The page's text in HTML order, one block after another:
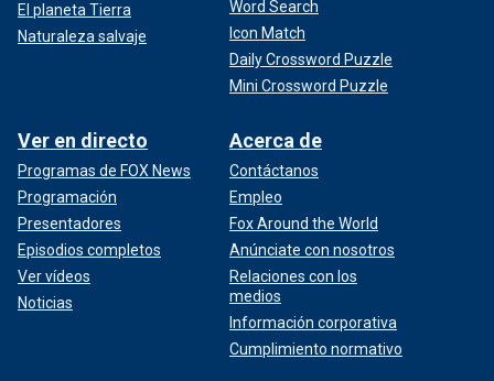
El planeta Tierra
Naturaleza salvaje
Word Search
Icon Match
Daily Crossword Puzzle
Mini Crossword Puzzle
Ver en directo
Programas de FOX News
Programación
Presentadores
Episodios completos
Ver vídeos
Noticias
Acerca de
Contáctanos
Empleo
Fox Around the World
Anúnciate con nosotros
Relaciones con los
medios
Información corporativa
Cumplimiento normativo